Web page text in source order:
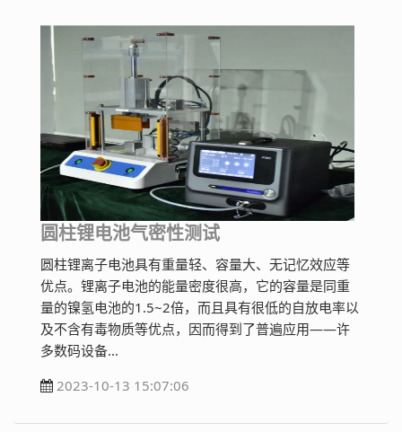
圆柱锂电池气密性测试
圆柱锂离子电池具有重量轻、容量大、无记忆效应等
优点。锂离子电池的能量密度很高，它的容量是同重
量的镍氢电池的1.5~2倍，而且具有很低的自放电率以
及不含有毒物质等优点，因而得到了普遍应用——许
多数码设备...
2023-10-13 15:07:06